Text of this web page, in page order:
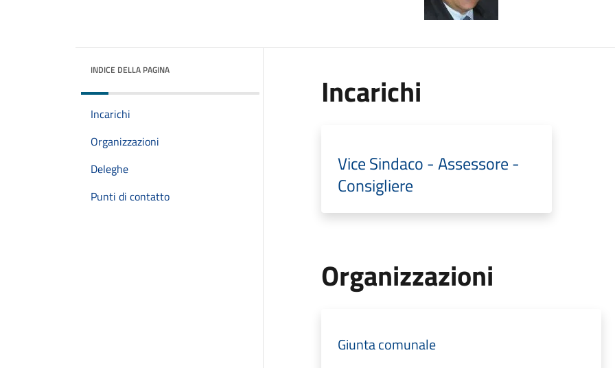
INDICE DELLA PAGINA
Incarichi
Organizzazioni
Deleghe
Punti di contatto
Incarichi
Vice Sindaco - Assessore -
Consigliere
Organizzazioni
Giunta comunale